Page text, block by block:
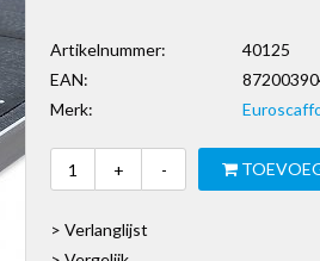
Artikelnummer:
40125
EAN:
Merk:
+ -
> Verlanglijst